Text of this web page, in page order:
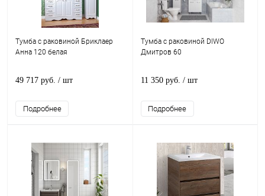
Тумба с раковиной Бриклаер
Анна 120 белая
49 717 руб. / шт
Подробнее
Тумба с раковиной DIWO
Дмитров 60
11 350 руб. / шт
Подробнее